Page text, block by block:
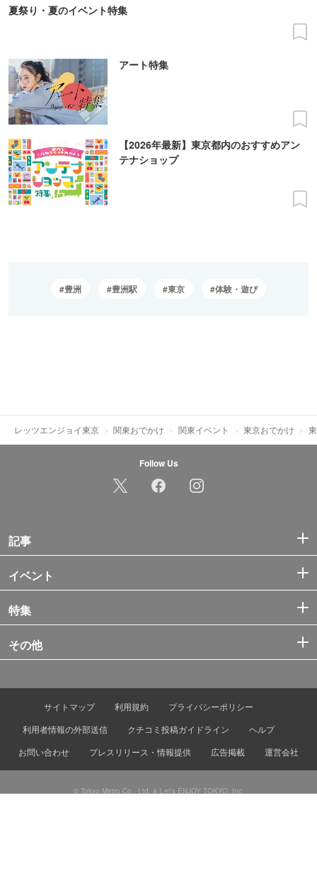
夏祭り・夏のイベント特集
アート特集
【2026年最新】東京都内のおすすめアン
テナショップ
豊洲 豊洲駅 東京 体験・遊び
レッツエンジョイ東京 関東おでかけ 関東イベント 東京おでかけ
Follow Us
記事
イベント
特集
その他
サイトマップ 利用規約
プライバシーポリシー
利用者情報の外部送信
クチコミ投稿ガイドライン
ヘルプ
お問い合わせ
プレスリリース・情報提供 広告掲載 運営会社
© Tokyo Metro Co., Ltd. & Let’s ENJOY TOKYO, Inc.